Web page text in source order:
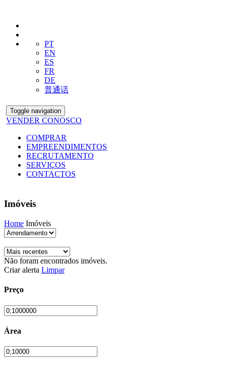
PT
EN
ES
FR
DE
普通话
Toggle navigation
VENDER CONOSCO
COMPRAR
EMPREENDIMENTOS
RECRUTAMENTO
SERVIÇOS
CONTACTOS
Imóveis
Home Imóveis
Não foram encontrados imóveis.
Criar alerta Limpar
Preço
Área